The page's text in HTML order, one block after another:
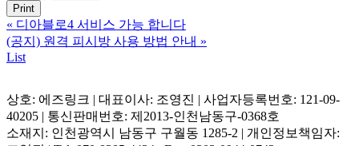
Print
« 디아블로4 서비스 가능 합니다
(공지) 원격 피시방 사용 방법 안내 »
List
상호: 에즈링크 | 대표이사: 조영진 | 사업자등록번호: 121-09-
40205 | 통신판매번호: 제2013-인천남동구-0368호
소재지: 인천광역시 남동구 구월동 1285-2 | 개인정보책임자: